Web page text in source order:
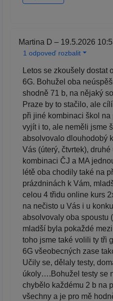
Martina D – 19.5.2026
1 odpoveď rozbalit
Letos se zkoušely dostat
6G. Bohužel oba
shodně 71 b, na nějaký
Praze by to stačilo, ale
při jiné kombinaci škol
vyjít i to, ale neměli jsme
absolvovalo dlouhodobý
Vás (úterý, čtvrtek),
kombinaci ČJ a MA
létě oba chodily také na
prázdninách k Vám,
celou 4 třidu online kurs
na nečisto u Vás i u
absolvovaly oba spoustu
mladší byla pokaždé
toho jsme také volili ty tři
6G všeobecných zase
Učily se, dělaly testy,
úkoly….Bohužel testy se
chybělo každému 2 b na
všechny a je pro mě